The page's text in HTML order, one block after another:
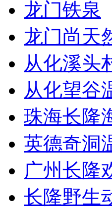
龙门铁泉
龙门尚天
从化溪头
从化望谷
珠海长隆
英德奇洞
广州长隆
长隆野生